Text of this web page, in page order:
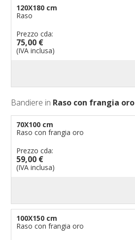
120X180 cm
Raso
Prezzo cda:
75,00 €
(IVA inclusa)
Bandiere in Raso con frangia oro
70X100 cm
Raso con frangia oro
Prezzo cda:
59,00 €
(IVA inclusa)
100X150 cm
Raso con frangia oro